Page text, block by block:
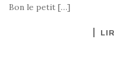
Bon le petit […]